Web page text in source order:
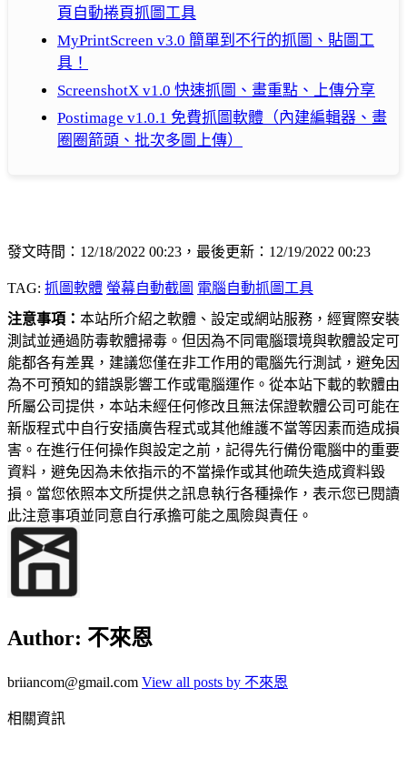
頁自動捲頁抓圖工具
MyPrintScreen v3.0 簡單到不行的抓圖、貼圖工
具！
ScreenshotX v1.0 快速抓圖、畫重點、上傳分享
Postimage v1.0.1 免費抓圖軟體（內建編輯器、畫
圈圈箭頭、批次多圖上傳）
發文時間：12/18/2022 00:23，最後更新：12/19/2022 00:23
TAG: 抓圖軟體 螢幕自動截圖 電腦自動抓圖工具
注意事項： 本站所介紹之軟體、設定或網站服務，經實際安裝
測試並通過防毒軟體掃毒。但因為不同電腦環境與軟體設定可
能都各有差異，建議您僅在非工作用的電腦先行測試，避免因
為不可預知的錯誤影響工作或電腦運作。從本站下載的軟體由
所屬公司提供，本站未經任何修改且無法保證軟體公司可能在
新版程式中自行安插廣告程式或其他維護不當等因素而造成損
害。在進行任何操作與設定之前，記得先行備份電腦中的重要
資料，避免因為未依指示的不當操作或其他疏失造成資料毀
損。當您依照本文所提供之訊息執行各種操作，表示您已閱讀
此注意事項並同意自行承擔可能之風險與責任。
Author: 不來恩
briiancom@gmail.com View all posts by 不來恩
相關資訊